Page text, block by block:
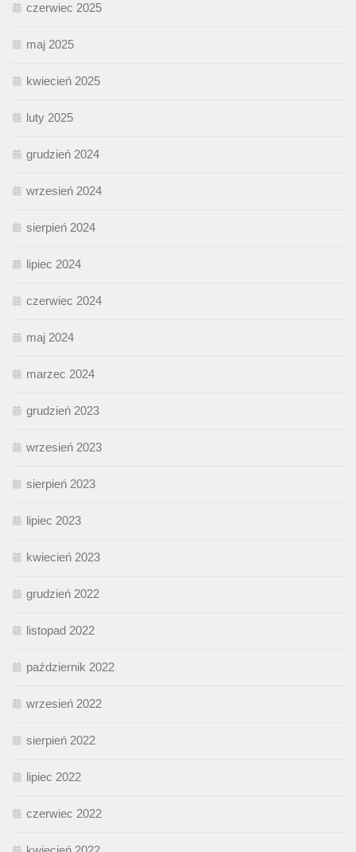
czerwiec 2025
maj 2025
kwiecień 2025
luty 2025
grudzień 2024
wrzesień 2024
sierpień 2024
lipiec 2024
czerwiec 2024
maj 2024
marzec 2024
grudzień 2023
wrzesień 2023
sierpień 2023
lipiec 2023
kwiecień 2023
grudzień 2022
listopad 2022
październik 2022
wrzesień 2022
sierpień 2022
lipiec 2022
czerwiec 2022